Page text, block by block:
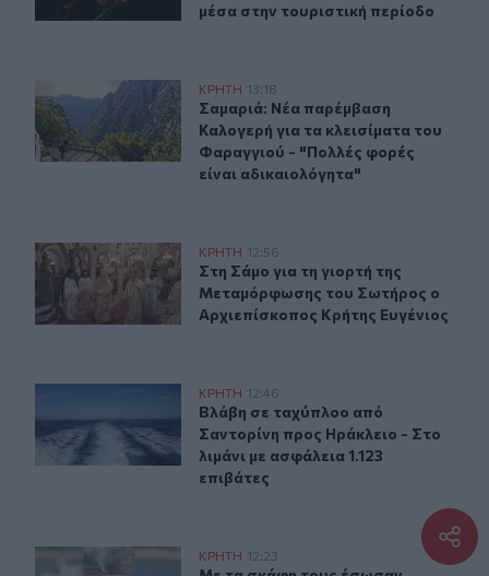
μέσα στην τουριστική περίοδο
Σαμαριά: Νέα παρέμβαση Καλογερή για τα κλεισίματα
ΚΡΗΤΗ 13:18
Σαμαριά: Νέα παρέμβαση Καλογερή
Σαμαριά: Νέα παρέμβαση
Καλογερή για τα κλεισίματα του
Φαραγγιού - "Πολλές φορές
είναι αδικαιολόγητα"
Στη Σάμο για τη γιορτή της Μεταμόρφωσης του
ΚΡΗΤΗ 12:56
Στη Σάμο για τη γιορτή της
Στη Σάμο για τη γιορτή της
Μεταμόρφωσης του Σωτήρος ο
Αρχιεπίσκοπος Κρήτης Ευγένιος
Βλάβη σε ταχύπλοο από Σαντορίνη προς Ηράκλειο -
ΚΡΗΤΗ 12:46
Βλάβη σε ταχύπλοο από Σαντορίνη
Βλάβη σε ταχύπλοο από
Σαντορίνη προς Ηράκλειο - Στο
λιμάνι με ασφάλεια 1.123
επιβάτες
Με τα σκάφη τους έσωσαν δεκάδες ανθρώπους - Το
ΚΡΗΤΗ 12:23